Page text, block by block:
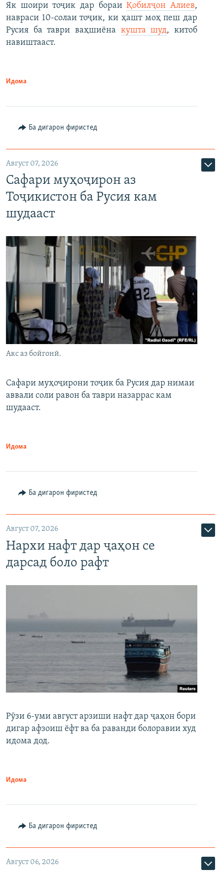
Як шоири тоҷик дар бораиҚобилҷон Алиев,
навраси 10-солаи тоҷик, ки ҳашт моҳ пеш дар
Русия ба таври ваҳшиёна кушта шуд, китоб
навиштааст.
Идома
Ба дигарон фиристед
Август 07, 2026
Сафари муҳоҷирон аз
Тоҷикистон ба Русия кам
шудааст
Акс аз бойгонӣ.
Сафари муҳоҷирони тоҷик ба Русия дар нимаи
аввали соли равон ба таври назаррас кам
шудааст.
Идома
Ба дигарон фиристед
Август 07, 2026
Нархи нафт дар ҷаҳон се
дарсад боло рафт
Рӯзи 6-уми август арзиши нафт дар ҷаҳон бори
дигар афзоиш ёфт ва ба раванди болоравии худ
идома дод.
Идома
Ба дигарон фиристед
Август 06, 2026